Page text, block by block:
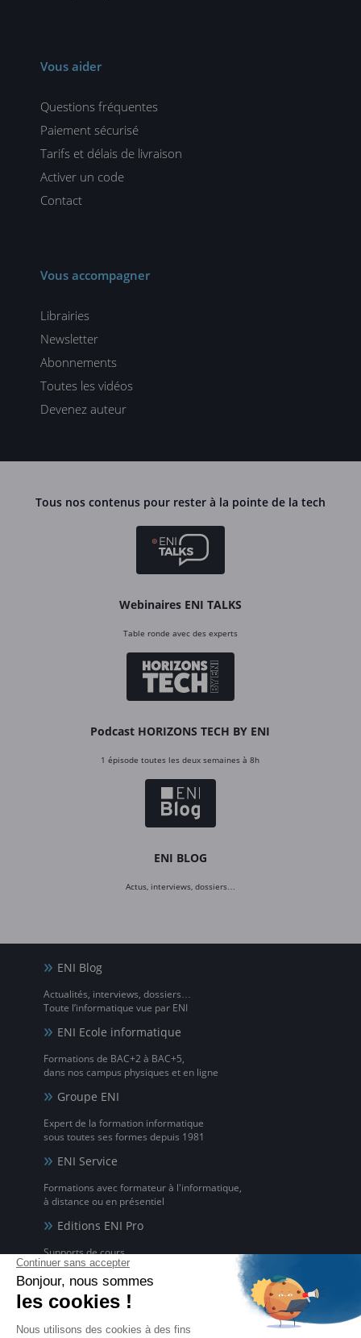
Vous aider
Questions fréquentes
Paiement sécurisé
Tarifs et délais de livraison
Activer un code
Contact
Vous accompagner
Librairies
Newsletter
Abonnements
Toutes les vidéos
Devenez auteur
Tous nos contenus pour rester à la pointe de la tech
Webinaires ENI TALKS
Table ronde avec des experts
Podcast HORIZONS TECH BY ENI
1 épisode toutes les deux semaines à 8h
ENI BLOG
Actus, interviews, dossiers…
ENI Blog
Actualités, interviews, dossiers…
Toute l’informatique vue par ENI
ENI Ecole informatique
Formations de BAC+2 à BAC+5,
dans nos campus physiques et en ligne
Groupe ENI
Expert de la formation informatique
sous toutes ses formes depuis 1981
ENI Service
Formations avec formateur à l'informatique,
à distance ou en présentiel
Editions ENI Pro
Supports de cours
pour les organismes de formation
ENI elearning
La solution de formation à l'informatique en ligne,
disponible en 5 langues